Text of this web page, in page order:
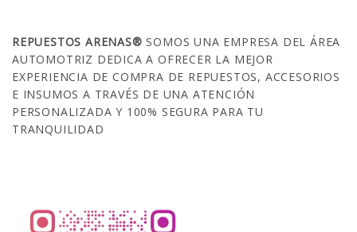
REPUESTOS ARENAS®SOMOS UNA EMPRESA DEL ÁREA
AUTOMOTRIZ DEDICA A OFRECER LA MEJOR
EXPERIENCIA DE COMPRA DE REPUESTOS, ACCESORIOS
E INSUMOS A TRAVÉS DE UNA ATENCIÓN
PERSONALIZADA Y 100% SEGURA PARA TU
TRANQUILIDAD